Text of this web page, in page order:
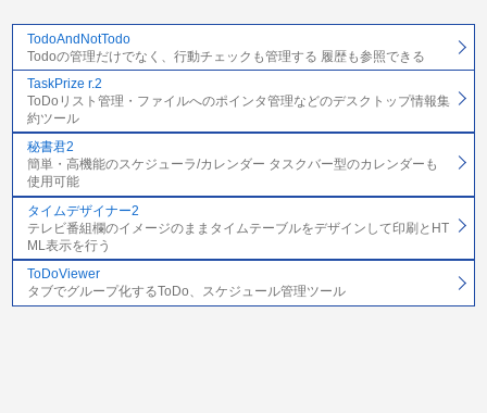
TodoAndNotTodo
Todoの管理だけでなく、行動チェックも管理する 履歴も参照できる
TaskPrize r.2
ToDoリスト管理・ファイルへのポインタ管理などのデスクトップ情報集
約ツール
秘書君2
簡単・高機能のスケジューラ/カレンダー タスクバー型のカレンダーも
使用可能
タイムデザイナー2
テレビ番組欄のイメージのままタイムテーブルをデザインして印刷とHT
ML表示を行う
ToDoViewer
タブでグループ化するToDo、スケジュール管理ツール